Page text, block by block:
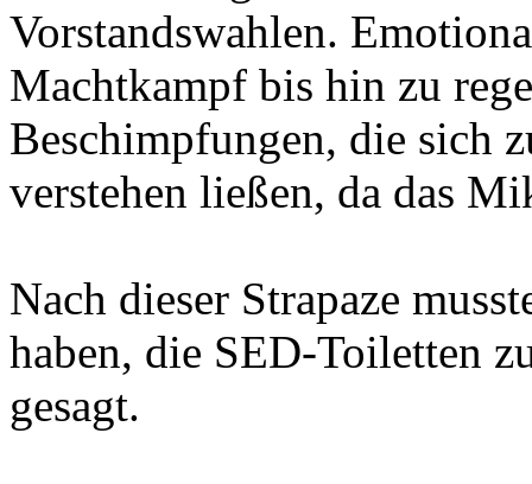
Vorstandswahlen.
Machtkampf bis hin zu
Beschimpfungen, die sich
verstehen ließen, da das
Nach dieser Strapaze
haben, die SED-Toiletten
gesagt.